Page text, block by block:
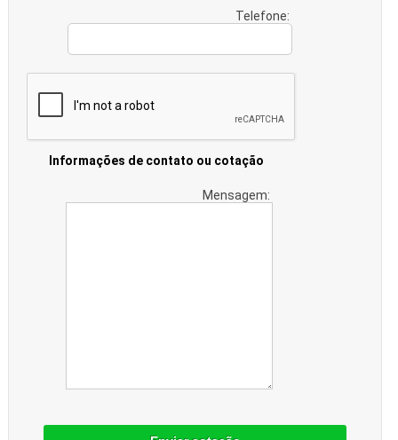
Telefone:
Informações de contato ou cotação
Mensagem: